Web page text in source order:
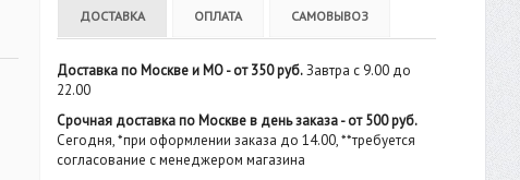
ДОСТАВКА ОПЛАТА САМОВЫВОЗ
Доставка по Москве и МО - от 350 руб.Завтра с 9.00 до
22.00
Срочная доставка по Москве в день заказа - от 500 руб.
Сегодня, *при оформлении заказа до 14.00, **требуется
согласование с менеджером магазина